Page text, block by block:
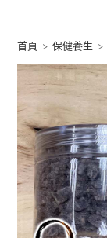
content
首頁 > 保健養生 >